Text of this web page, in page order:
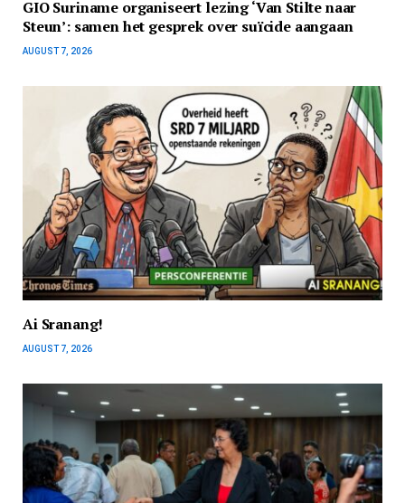
GIO Suriname organiseert lezing ‘Van Stilte naar
Steun’: samen het gesprek over suïcide aangaan
AUGUST 7, 2026
Ai Sranang!
AUGUST 7, 2026